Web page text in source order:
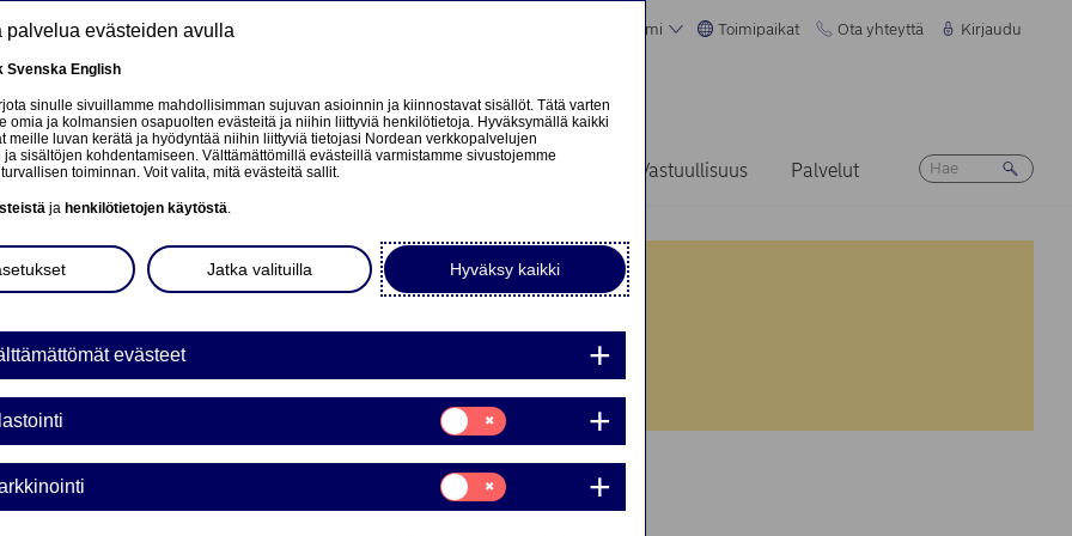
Suomi Toimipaikat Ota yhteyttä Kirjaudu
Tietoa meistä Sijoittajat Uutiset & analyysit Vastuullisuus Palvelut
Bank Oyj: Omien osakkeiden
palvelua evästeiden avulla
Svenska English
sinulle sivuillamme mahdollisimman sujuvan asioinnin ja kiinnostavat sisällöt. Tätä varten
omia ja kolmansien osapuolten evästeitä ja niihin liittyviä henkilötietoja. Hyväksymällä kaikki
meille luvan kerätä ja hyödyntää niihin liittyviä tietojasi Nordean verkkopalvelujen
ja sisältöjen kohdentamiseen. Välttämättömillä evästeillä varmistamme sivustojemme
toiminnan. Voit valita, mitä evästeitä sallit.
ja henkilötietojen käytöstä.
Hyväksy kaikki
Jatka valituilla
evästeet
Suostumusvalinta:
Tilastointi
Suostumusvalinta:
Markkinointi